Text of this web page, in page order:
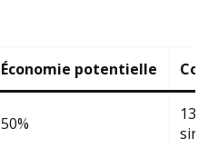
Économie potentielle
50%
13